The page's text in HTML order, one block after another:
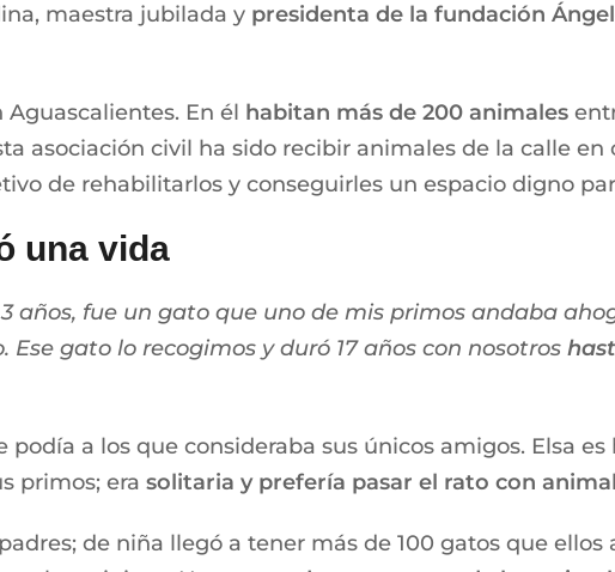
maestra jubilada y presidenta de la fundación
En él habitan más de 200 animales
asociación civil ha sido recibir animales de la calle en
de rehabilitarlos y conseguirles un espacio digno
una vida
años, fue un gato que uno de mis primos andaba
gato lo recogimos y duró 17 años con nosotros
a los que consideraba sus únicos amigos. Elsa es
primos; era solitaria y prefería pasar el rato con
de niña llegó a tener más de 100 gatos que ellos